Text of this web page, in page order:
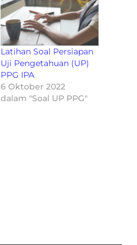
Latihan Soal Persiapan
Uji Pengetahuan (UP)
PPG IPA
6 Oktober 2022
dalam "Soal UP PPG"